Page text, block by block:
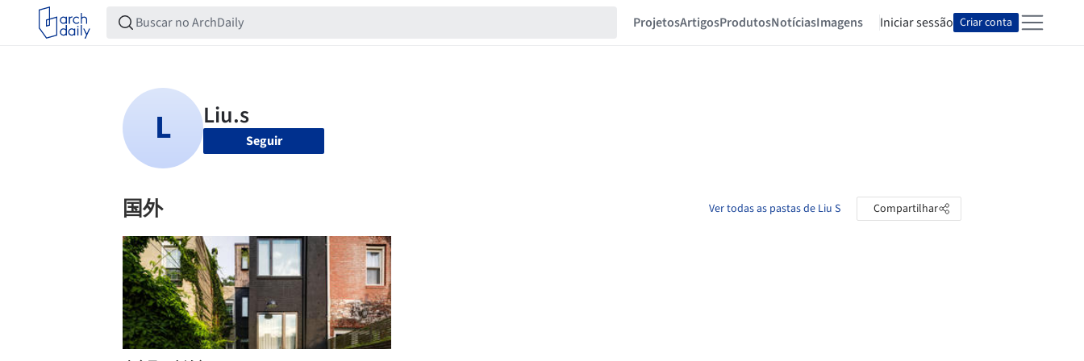
ProjetosArtigosProdutosNotíciasImagens Iniciar sessão Criar conta
Seguir
国外 Ver todas as pastas de Liu S Compartilhar